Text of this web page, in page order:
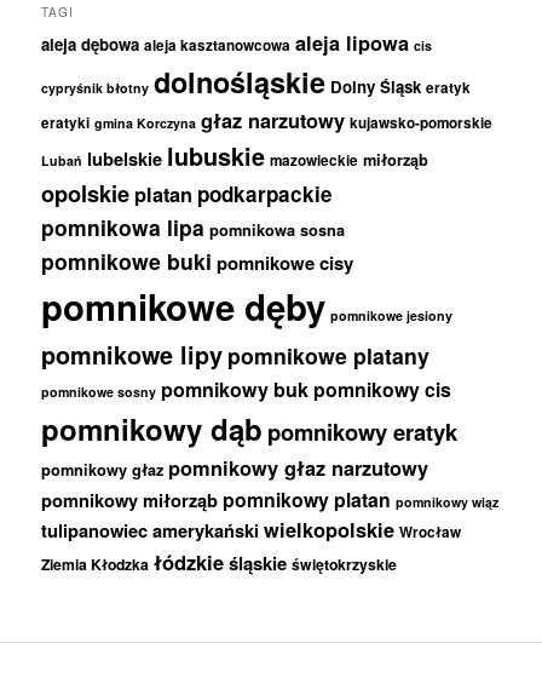
TAGI
aleja dębowa aleja kasztanowcowa aleja lipowa cis
cypryśnik błotny dolnośląskie Dolny Śląsk eratyk
eratyki gmina Korczyna głaz narzutowy kujawsko-pomorskie
Lubań lubelskie lubuskie mazowieckie miłorząb
opolskie platan podkarpackie
pomnikowa lipa pomnikowa sosna
pomnikowe buki pomnikowe cisy
pomnikowe dęby pomnikowe jesiony
pomnikowe lipy pomnikowe platany
pomnikowe sosny pomnikowy buk pomnikowy cis
pomnikowy dąb pomnikowy eratyk
pomnikowy głaz pomnikowy głaz narzutowy
pomnikowy miłorząb pomnikowy platan pomnikowy wiąz
tulipanowiec amerykański wielkopolskie Wrocław
Ziemia Kłodzka łódzkieśląskie świętokrzyskie